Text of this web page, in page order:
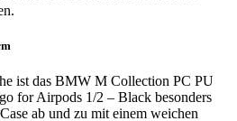
ist das BMW M Collection PC PU
for Airpods 1/2 – Black besonders
ab und zu mit einem weichen